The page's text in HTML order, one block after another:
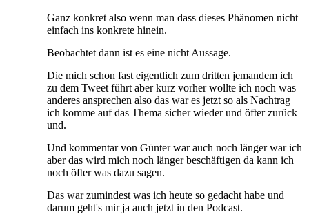
Ganz konkret also wenn man dass dieses Phänomen nicht
einfach ins konkrete hinein.
Beobachtet dann ist es eine nicht Aussage.
Die mich schon fast eigentlich zum dritten jemandem ich
zu dem Tweet führt aber kurz vorher wollte ich noch was
anderes ansprechen also das war es jetzt so als Nachtrag
ich komme auf das Thema sicher wieder und öfter zurück
und.
Und kommentar von Günter war auch noch länger war ich
aber das wird mich noch länger beschäftigen da kann ich
noch öfter was dazu sagen.
Das war zumindest was ich heute so gedacht habe und
darum geht's mir ja auch jetzt in den Podcast.